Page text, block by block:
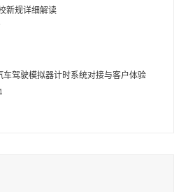
新规详细解读
车驾驶模拟器计时系统对接与客户体验